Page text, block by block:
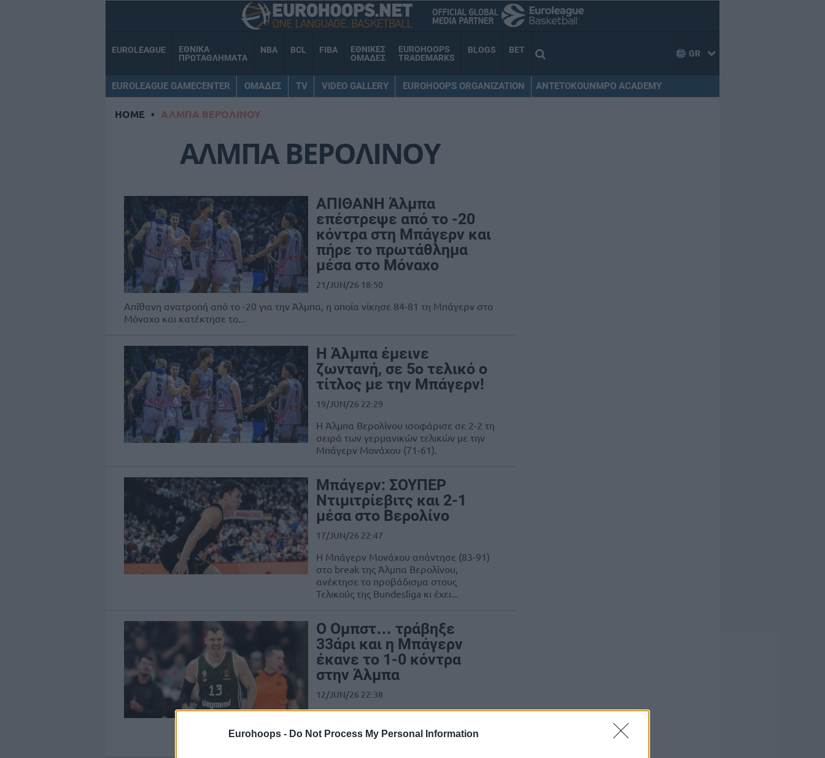
Eurohoops - Do Not Process My Personal Information
EUROLEAGUE
ΕΘΝΙΚΑ
ΠΡΩΤΑΘΛΗΜΑΤΑ
NBA BCL FIBA
ΕΘΝΙΚΕΣ
ΟΜΑΔΕΣ
EUROHOOPS
TRADEMARKS
BLOGS BET GR
EUROLEAGUE GAMECENTER ΟΜΑΔΕΣ TV VIDEO GALLERY EUROHOOPS ORGANIZATION ANTETOKOUNMPO ACADEMY
HOME • ΑΛΜΠΑ ΒΕΡΟΛΙΝΟΥ
ΑΛΜΠΑ ΒΕΡΟΛΙΝΟΥ
ΑΠΙΘΑΝΗ Άλμπα
επέστρεψε από το -20
κόντρα στη Μπάγερν και
πήρε το πρωτάθλημα
μέσα στο Μόναχο
21/JUN/26 18:50
Απίθανη ανατροπή από το -20 για την Άλμπα, η οποία νίκησε 84-81 τη Μπάγερν στο
Μόναχο και κατέκτησε το...
Η Άλμπα έμεινε
ζωντανή, σε 5ο τελικό ο
τίτλος με την Μπάγερν!
19/JUN/26 22:29
Η Άλμπα Βερολίνου ισοφάρισε σε 2-2 τη
σειρά των γερμανικών τελικών με την
Μπάγερν Μονάχου (71-61).
Μπάγερν: ΣΟΥΠΕΡ
Ντιμιτρίεβιτς και 2-1
μέσα στο Βερολίνο
17/JUN/26 22:47
Η Μπάγερν Μονάχου απάντησε (83-91)
στο break της Άλμπα Βερολίνου,
ανέκτησε το προβάδισμα στους
Τελικούς της Bundesliga κι έχει...
Ο Ομπστ… τράβηξε
33άρι και η Μπάγερν
έκανε το 1-0 κόντρα
στην Άλμπα
12/JUN/26 22:38
της Γερμανίας με αντίπαλο την Άλμπα
Βερολίνου.